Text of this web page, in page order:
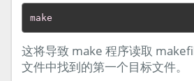
make
这将导致 make 程序读取
文件中找到的第一个目标文件。